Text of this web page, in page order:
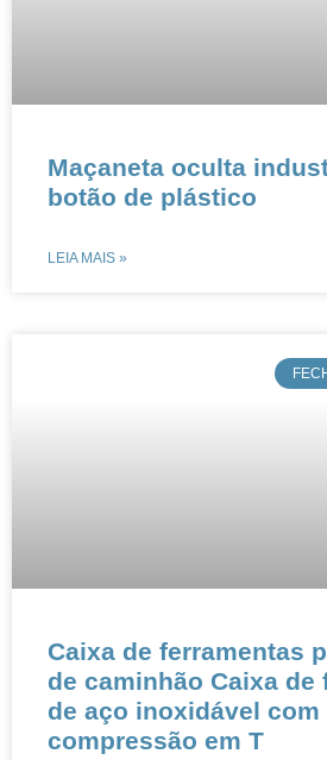
​​​​Maçaneta oculta
botão de plástico
LEIA MAIS »
Caixa de ferramentas
de caminhão Caixa de
de aço inoxidável com
compressão em T